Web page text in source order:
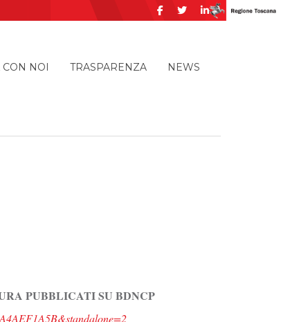
NOI TRASPARENZA NEWS
PUBBLICATI SU BDNCP